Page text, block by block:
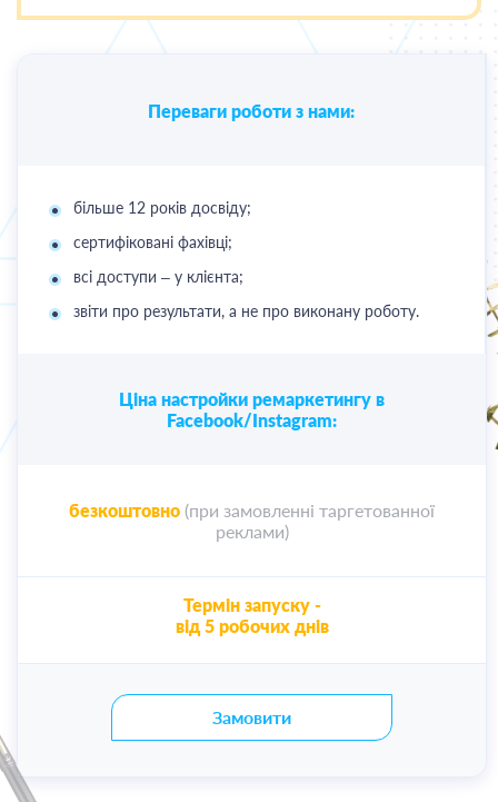
Переваги роботи з нами:
більше 12 років досвіду;
сертифіковані фахівці;
всі доступи – у клієнта;
звіти про результати, а не про виконану роботу.
Ціна настройки ремаркетингу в
Facebook/Instagram:
безкоштовно (при замовленні таргетованної
реклами)
Термін запуску -
від 5 робочих днів
Замовити